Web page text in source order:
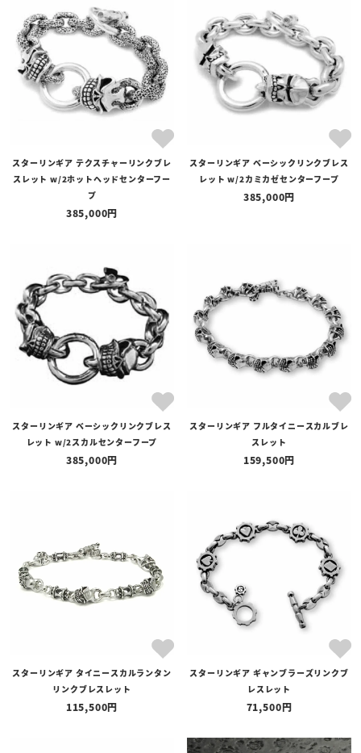
スターリンギア テクスチャーリンクブレ
スレット w/2ホットヘッドセンターフー
プ
385,000
スターリンギア ベーシックリンクブレス
レット w/2カミカゼセンターフープ
385,000
スターリンギア ベーシックリンクブレス
レット w/2スカルセンターフープ
385,000
スターリンギア フルタイニースカルブレ
スレット
159,500
スターリンギア タイニースカルランタン
リンクブレスレット
115,500
スターリンギア ギャンブラーズリンクブ
レスレット
71,500